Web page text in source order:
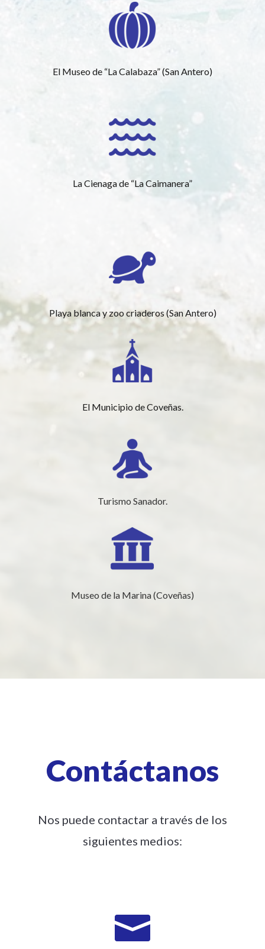
El Museo de “La Calabaza” (San Antero)
La Cienaga de “La Caimanera”
Playa blanca y zoo criaderos (San Antero)
El Municipio de Coveñas.
Turismo Sanador.
Museo de la Marina (Coveñas)
Contáctanos
Nos puede contactar a través de los
siguientes medios:
